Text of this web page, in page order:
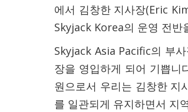
에서 김창한 지사장(Eric
Skyjack Korea의 운영 전반
Skyjack Asia Pacific의 부
장을 영입하게 되어 기쁩니
원으로서 우리는 김창한 지
를 일관되게 유지하면서 지